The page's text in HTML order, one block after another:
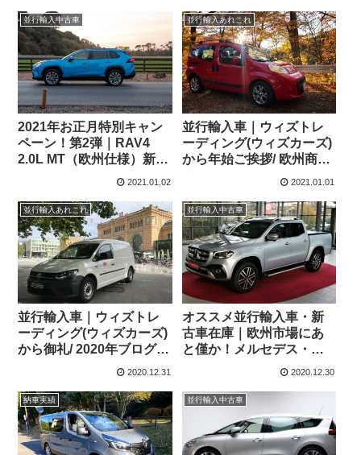
左ハンドル
並行輸入中古車
2021年お正月特別キャン
ペーン！第2弾｜RAV4
2.0L MT（欧州仕様）新古
車・中古車特別販売
2021.01.02
並行輸入あれこれ
並行輸入車｜ウィズトレ
ーディング(ウィズカーズ)
から年始ご挨拶/ 欧州商用
車プロフェショナルシリ
2021.01.01
並行輸入あれこれ
並行輸入車｜ウィズトレ
ーディング(ウィズカーズ)
から御礼/ 2020年ブログの
表紙を飾ったクルマたち
2020.12.31
並行輸入中古車
オススメ並行輸入車・新
古車在庫｜欧州市場にあ
と僅か！メルセデス・ベ
ンツ Xクラス X350d 4マ
ン パドルシフト付き7G-
TRONIC PLUS 左ハンド
2020.12.30
納車実績 並行輸入中古車